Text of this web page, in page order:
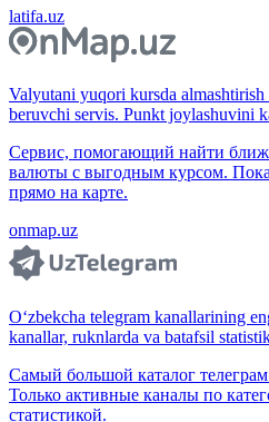
latifa.uz
Valyutani yuqori kursda
beruvchi servis. Punkt joylashuvini
Сервис, помогающий найти
валюты с выгодным курсом.
прямо на карте.
onmap.uz
O‘zbekcha telegram kanallarining
kanallar, ruknlarda va batafsil
Самый большой каталог
Только активные каналы по
статистикой.